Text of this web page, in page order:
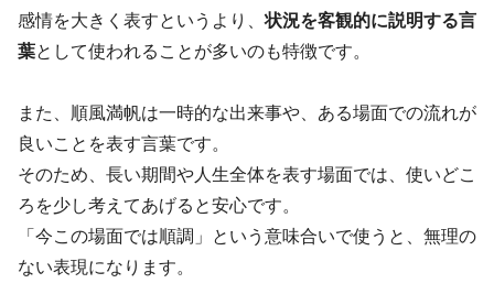
感情を大きく表すというより、状況を客観的に説明する言
葉として使われることが多いのも特徴です。
また、順風満帆は一時的な出来事や、ある場面での流れが
良いことを表す言葉です。
そのため、長い期間や人生全体を表す場面では、使いどこ
ろを少し考えてあげると安心です。
「今この場面では順調」という意味合いで使うと、無理の
ない表現になります。